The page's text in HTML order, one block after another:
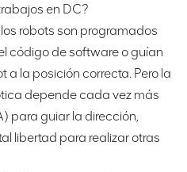
en DC?
robots son programados
código de software o guían
a la posición correcta. Pero la
depende cada vez más
para guiar la dirección,
libertad para realizar otras